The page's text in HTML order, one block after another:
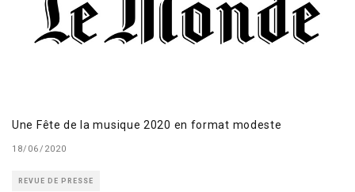
Une Fête de la musique 2020 en format modeste
18/06/2020
REVUE DE PRESSE